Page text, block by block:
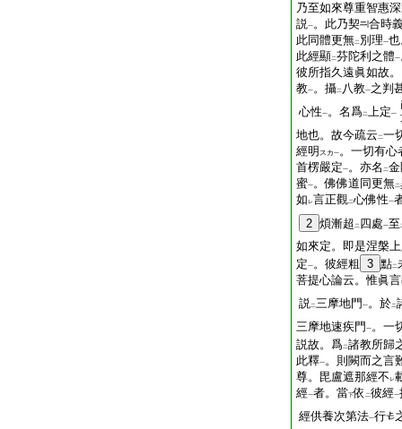
乃至如來尊重智惠
説一。此乃契
合時
此同體更無二 別理一
此經顯二芬陀利之體一
彼所指久遠眞如故
教一。攝二 八教一之判
心性一。名爲二上定一
地也。故今疏云 二一
經明 スカ一。一切有心
首楞嚴定一。亦名 二
蜜一。佛佛道同更無二
如 レ言正觀二心佛性一
2 煩漸超 二 四處一至
如來定。即是涅槃
定一。彼經粗 3 點二
菩提心論云。惟眞
説二三摩地門 一。於二
三摩地速疾門 一。一
説故。爲二諸教所歸
此釋一。則闕而之言
尊。毘盧遮那經不 レ
經一者。當下依 二彼經一
經供養次第法一行